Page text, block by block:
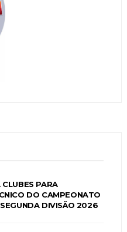
PARA
DO CAMPEONATO
DIVISÃO 2026